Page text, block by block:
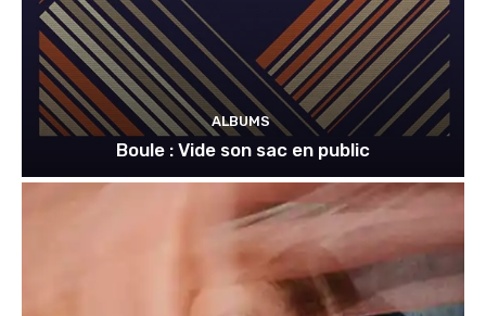
ALBUMS
Boule : Vide son sac en public